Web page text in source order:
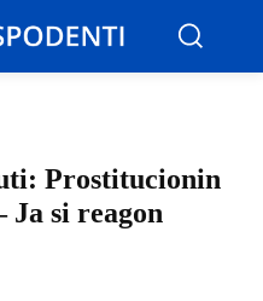
Prostitucionin
Ja si reagon